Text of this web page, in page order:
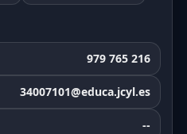
979 765 216
34007101@educa.jcyl.es
--